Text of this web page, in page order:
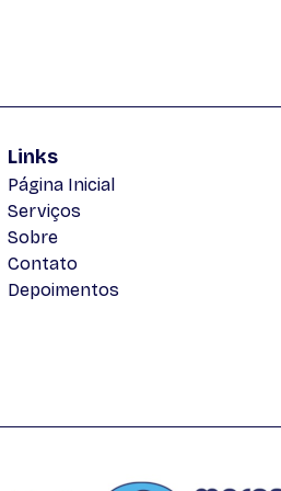
Links
Página Inicial
Serviços
Sobre
Contato
Depoimentos